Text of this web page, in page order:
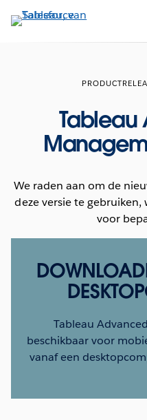
Verder
naar
We raden aan om de
deze versie te
voor
Tableau
beschikbaar voor
vanaf een